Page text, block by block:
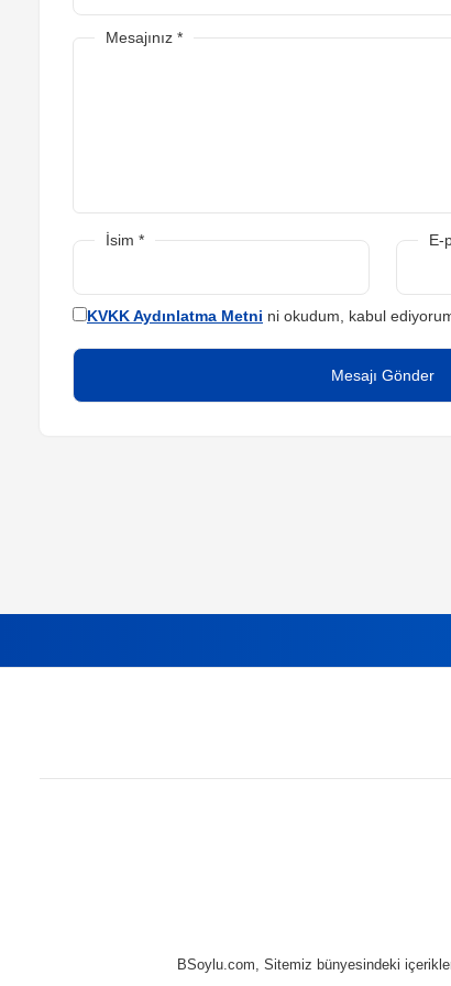
Mesajınız *
İsim * E-
KVKK Aydınlatma Metni ni okudum, kabul
BSoylu.com, Sitemiz bünyesindeki